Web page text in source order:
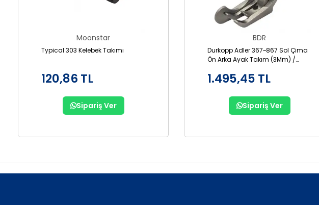
Moonstar
Typical 303 Kelebek Takımı
120,86 TL
Sipariş Ver
BDR
Durkopp Adler 367~867 Sol Çima
Ön Arka Ayak Takım (3Mm) /
1.495,45 TL
Sipariş Ver